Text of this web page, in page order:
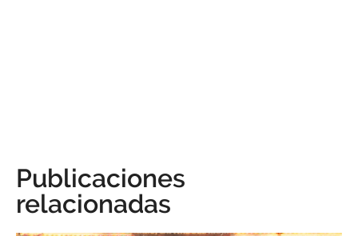
Publicaciones
relacionadas